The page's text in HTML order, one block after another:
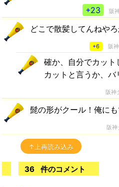
+23
阪
どこで散髪してんねやろ
+6 阪神
確か、自分でカット
カットと言うか、バ
阪神
髭の形がクール！俺に
阪神
↑上再読み込み
36 件のコメント